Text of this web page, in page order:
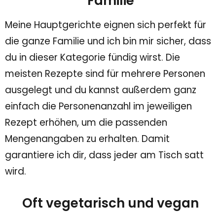
Meine Hauptgerichte eignen sich perfekt für
die ganze Familie und ich bin mir sicher, dass
du in dieser Kategorie fündig wirst. Die
meisten Rezepte sind für mehrere Personen
ausgelegt und du kannst außerdem ganz
einfach die Personenanzahl im jeweiligen
Rezept erhöhen, um die passenden
Mengenangaben zu erhalten. Damit
garantiere ich dir, dass jeder am Tisch satt
wird.
Oft vegetarisch und vegan